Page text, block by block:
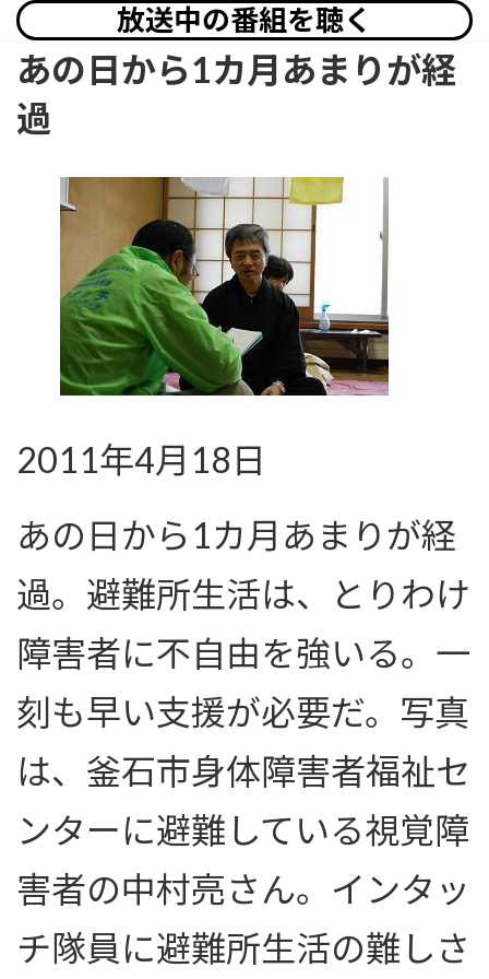
放送中の番組を聴く
あの日から1カ月あまりが経
過
2011年4月18日
あの日から1カ月あまりが経
過。避難所生活は、とりわけ
障害者に不自由を強いる。一
刻も早い支援が必要だ。写真
は、釜石市身体障害者福祉セ
ンターに避難している視覚障
害者の中村亮さん。インタッ
チ隊員に避難所生活の難しさ